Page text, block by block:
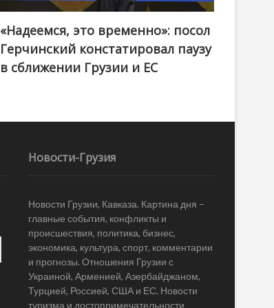
«Надеемся, это временно»: посол
Герчинский констатировал паузу
в сближении Грузии и ЕС
Новости-Грузия
Новости Грузии, Кавказа. Картина дня –
главные события, конфликты и
происшествия, политика, бизнес,
экономика, культура, спорт, комментарии
и прогнозы. Отношения Грузии с
Украиной, Арменией, Азербайджаном,
Турцией, Россией, США и ЕС. Новости
туризма и достопримечательности